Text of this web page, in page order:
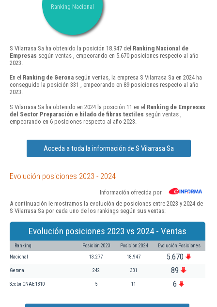
Ranking Nacional
S Vilarrasa Sa ha obtenido la posición 18.947 del Ranking Nacional de
Empresas según ventas , empeorando en 5.670 posiciones respecto al año
2023.
En el Ranking de Gerona según ventas, la empresa S Vilarrasa Sa en 2024 ha
conseguido la posición 331 , empeorando en 89 posiciones respecto al año
2023.
S Vilarrasa Sa ha obtenido en 2024 la posición 11 en el Ranking de Empresas
del Sector Preparación e hilado de fibras textiles según ventas ,
empeorando en 6 posiciones respecto al año 2023.
Acceda a toda la información de S Vilarrasa Sa
Evolución posiciones 2023 - 2024
Información ofrecida por
A continuación le mostramos la evolución de posiciones entre 2023 y 2024 de
S Vilarrasa Sa por cada uno de los rankings según sus ventas:
Evolución posiciones 2023 vs 2024 - Ventas
Ranking Posición 2023 Posición 2024 Evolución Posiciones
Nacional 13.277 18.947 5.670
Gerona 242 331 89
Sector CNAE 1310 5 11 6